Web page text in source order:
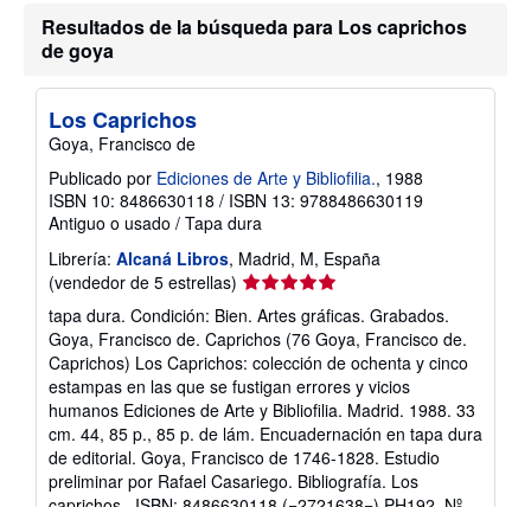
Resultados de la búsqueda para Los caprichos
de goya
Los Caprichos
Goya, Francisco de
Publicado por Ediciones de Arte y Bibliofilia., 1988
ISBN 10: 8486630118 / ISBN 13: 9788486630119
Antiguo o usado / Tapa dura
Librería: Alcaná Libros, Madrid, M, España
(vendedor de 5 estrellas) Calificación
del
vendedor:
5
de
5
estrellas
tapa dura. Condición: Bien. Artes gráficas. Grabados.
Goya, Francisco de. Caprichos (76 Goya, Francisco de.
Caprichos) Los Caprichos: colección de ochenta y cinco
estampas en las que se fustigan errores y vicios
humanos Ediciones de Arte y Bibliofilia. Madrid. 1988. 33
cm. 44, 85 p., 85 p. de lám. Encuadernación en tapa dura
de editorial. Goya, Francisco de 1746-1828. Estudio
preliminar por Rafael Casariego. Bibliografía. Los